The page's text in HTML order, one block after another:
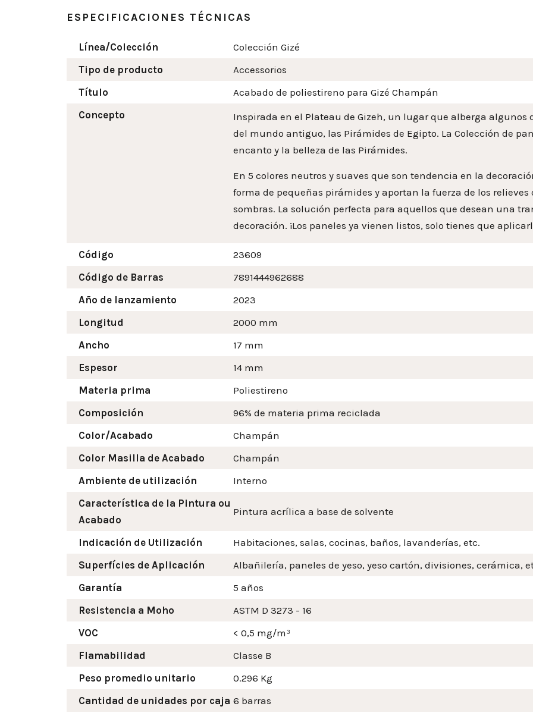
ESPECIFICACIONES TÉCNICAS
Línea/Colección
Colección Gizé
Tipo de producto
Accessorios
Título
Acabado de poliestireno para Gizé Champán
Concepto
Inspirada en el Plateau de Gizeh, un lugar que alberga
del mundo antiguo, las Pirámides de Egipto. La Colección de
encanto y la belleza de las Pirámides.
En 5 colores neutros y suaves que son tendencia en la
forma de pequeñas pirámides y aportan la fuerza de los
sombras. La solución perfecta para aquellos que desean una
decoración. ¡Los paneles ya vienen listos, solo tienes que
Código
23609
Código de Barras
7891444962688
Año de lanzamiento
2023
Longitud
2000 mm
Ancho
17 mm
Espesor
14 mm
Materia prima
Poliestireno
Composición
96% de materia prima reciclada
Color/Acabado
Champán
Color Masilla de Acabado
Champán
Ambiente de utilización
Interno
Característica de la Pintura ou
Acabado
Pintura acrílica a base de solvente
Indicación de Utilización
Habitaciones, salas, cocinas, baños, lavanderías, etc.
Superfícies de Aplicación
Albañilería, paneles de yeso, yeso cartón, divisiones, cerámica,
Garantía
5 años
Resistencia a Moho
ASTM D 3273 - 16
VOC
< 0,5 mg/m³
Flamabilidad
Classe B
Peso promedio unitario
0.296 Kg
Cantidad de unidades por caja 6 barras